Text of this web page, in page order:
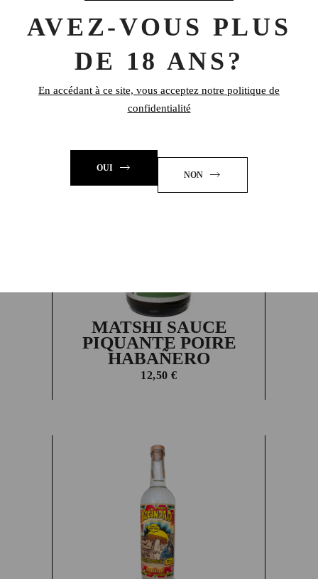
AVEZ-VOUS PLUS
DE 18 ANS?
En accédant à ce site, vous acceptez notre politique de
confidentialité
OUI
NON
POIDS 0,9 kg
PRODUITS SIMILAIRES
MATSHI SAUCE
PIQUANTE POIRE
HABAÑERO
12,50€